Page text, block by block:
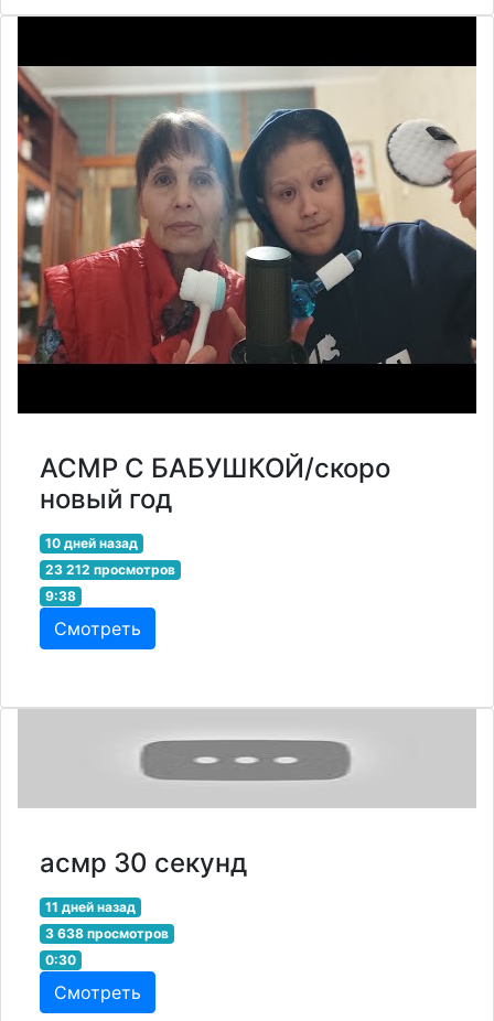
АСМР С БАБУШКОЙ/скоро
новый год
10 дней назад
23 212 просмотров
9:38
Смотреть
асмр 30 секунд
11 дней назад
3 638 просмотров
0:30
Смотреть